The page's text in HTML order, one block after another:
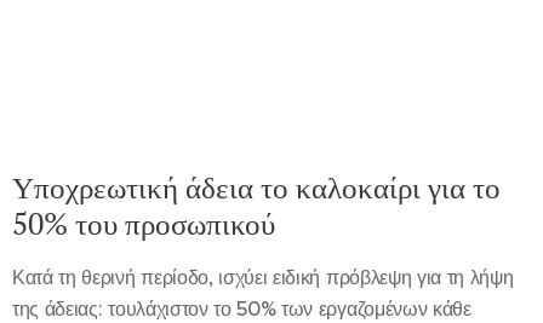
Υποχρεωτική άδεια το καλοκαίρι για το
50% του προσωπικού
Κατά τη θερινή περίοδο, ισχύει ειδική πρόβλεψη για τη λήψη
της άδειας: τουλάχιστον το 50% των εργαζομένων κάθε